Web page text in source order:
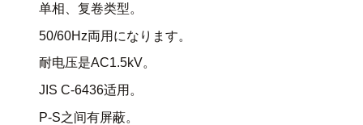
单相、复卷类型。
50/60Hz両用になります。
耐电压是AC1.5kV。
JIS C-6436适用。
P-S之间有屏蔽。